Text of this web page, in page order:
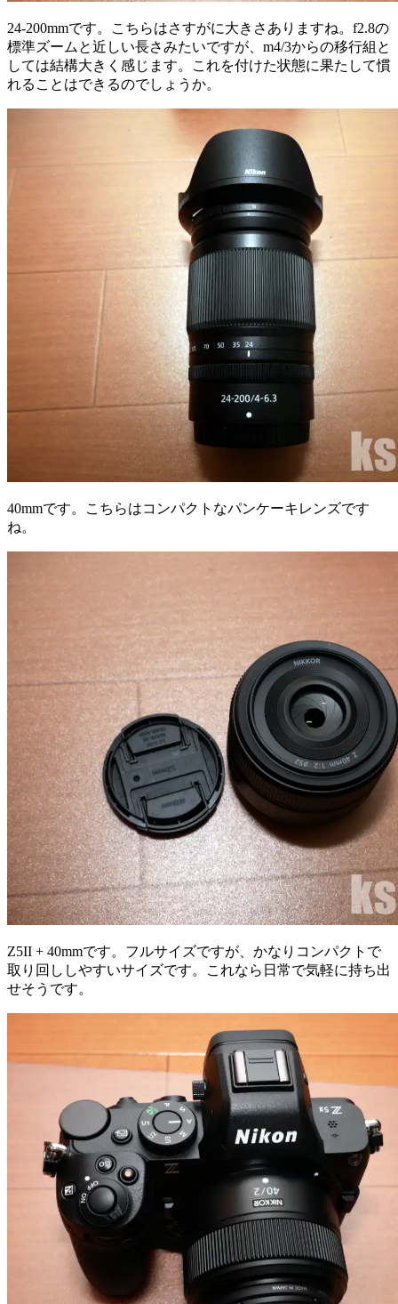
24-200mmです。こちらはさすがに大きさありますね。f2.8の
標準ズームと近しい長さみたいですが、m4/3からの移行組と
しては結構大きく感じます。これを付けた状態に果たして慣
れることはできるのでしょうか。
40mmです。こちらはコンパクトなパンケーキレンズです
ね。
Z5II + 40mmです。フルサイズですが、かなりコンパクトで
取り回ししやすいサイズです。これなら日常で気軽に持ち出
せそうです。